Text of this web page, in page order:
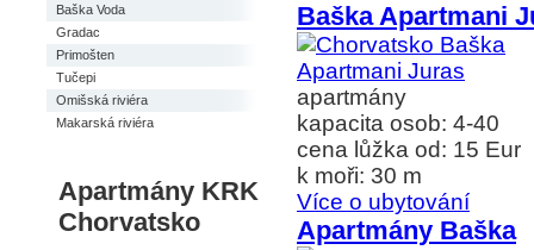
Baška Voda
Gradac
Primošten
Tučepi
Omišská riviéra
Makarská riviéra
Apartmány KRK
Chorvatsko
Baška Apartmani
apartmány
kapacita osob: 4-40
cena lůžka od: 15 Eur
k moři: 30 m
Více o ubytování
Apartmány Baška